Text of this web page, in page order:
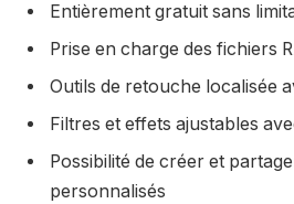
Entièrement gratuit sans
Prise en charge des fichiers
Outils de retouche localisée
Filtres et effets ajustables
Possibilité de créer et
personnalisés